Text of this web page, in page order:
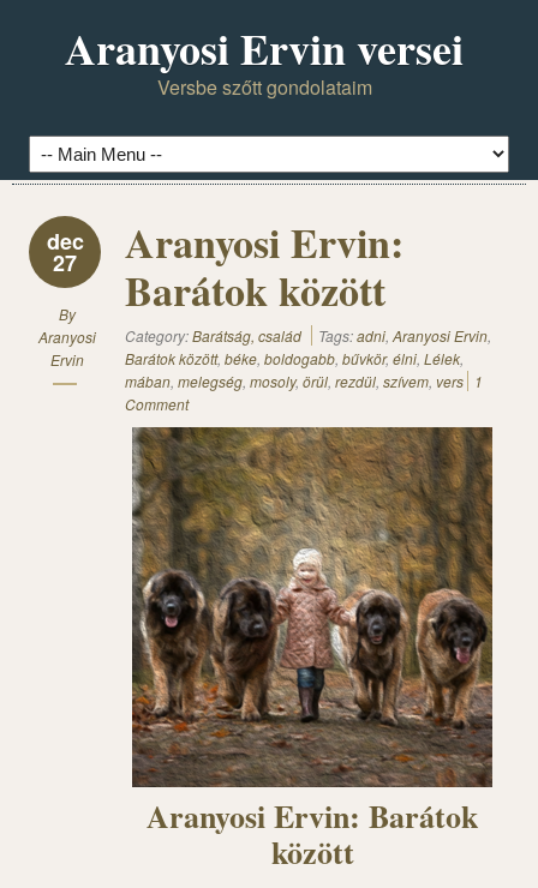
Aranyosi Ervin versei
Versbe szőtt gondolataim
dec
27
By
Aranyosi
Ervin
Aranyosi Ervin:
Barátok között
Category:Barátság, család Tags:adni, Aranyosi Ervin,
Barátok között, béke, boldogabb, bűvkör, élni, Lélek,
mában, melegség, mosoly, örül, rezdül, szívem, vers
1
Comment
Aranyosi Ervin: Barátok
között